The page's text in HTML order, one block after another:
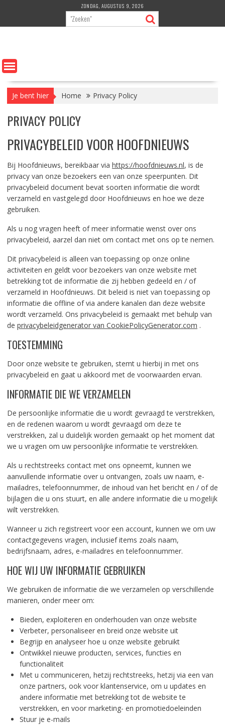
de
ZONDAG, AUGUSTUS 9, 2026
Je bent hier Home Privacy Policy
PRIVACY POLICY
PRIVACYBELEID VOOR HOOFDNIEUWS
Bij Hoofdnieuws, bereikbaar via https://hoofdnieuws.nl, is de
privacy van onze bezoekers een van onze speerpunten. Dit
privacybeleid document bevat soorten informatie die wordt
verzameld en vastgelegd door Hoofdnieuws en hoe we deze
gebruiken.
Als u nog vragen heeft of meer informatie wenst over ons
privacybeleid, aarzel dan niet om contact met ons op te nemen.
Dit privacybeleid is alleen van toepassing op onze online
activiteiten en geldt voor bezoekers van onze website met
betrekking tot de informatie die zij hebben gedeeld en / of
verzameld in Hoofdnieuws. Dit beleid is niet van toepassing op
informatie die offline of via andere kanalen dan deze website
wordt verzameld. Ons privacybeleid is gemaakt met behulp van
de privacybeleidgenerator van CookiePolicyGenerator.com .
TOESTEMMING
Door onze website te gebruiken, stemt u hierbij in met ons
privacybeleid en gaat u akkoord met de voorwaarden ervan.
INFORMATIE DIE WE VERZAMELEN
De persoonlijke informatie die u wordt gevraagd te verstrekken,
en de redenen waarom u wordt gevraagd om deze te
verstrekken, zal u duidelijk worden gemaakt op het moment dat
we u vragen om uw persoonlijke informatie te verstrekken.
Als u rechtstreeks contact met ons opneemt, kunnen we
aanvullende informatie over u ontvangen, zoals uw naam, e-
mailadres, telefoonnummer, de inhoud van het bericht en / of de
bijlagen die u ons stuurt, en alle andere informatie die u mogelijk
wilt verstrekken.
Wanneer u zich registreert voor een account, kunnen we om uw
contactgegevens vragen, inclusief items zoals naam,
bedrijfsnaam, adres, e-mailadres en telefoonnummer.
HOE WIJ UW INFORMATIE GEBRUIKEN
We gebruiken de informatie die we verzamelen op verschillende
manieren, onder meer om:
Bieden, exploiteren en onderhouden van onze website
Verbeter, personaliseer en breid onze website uit
Begrijp en analyseer hoe u onze website gebruikt
Ontwikkel nieuwe producten, services, functies en
functionaliteit
Met u communiceren, hetzij rechtstreeks, hetzij via een van
onze partners, ook voor klantenservice, om u updates en
andere informatie met betrekking tot de website te
verstrekken, en voor marketing- en promotiedoeleinden
Stuur je e-mails